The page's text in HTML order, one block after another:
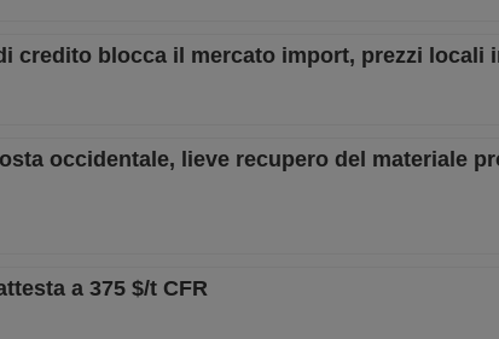
credito blocca il mercato import, prezzi locali
occidentale, lieve recupero del materiale
a 375 $/t CFR